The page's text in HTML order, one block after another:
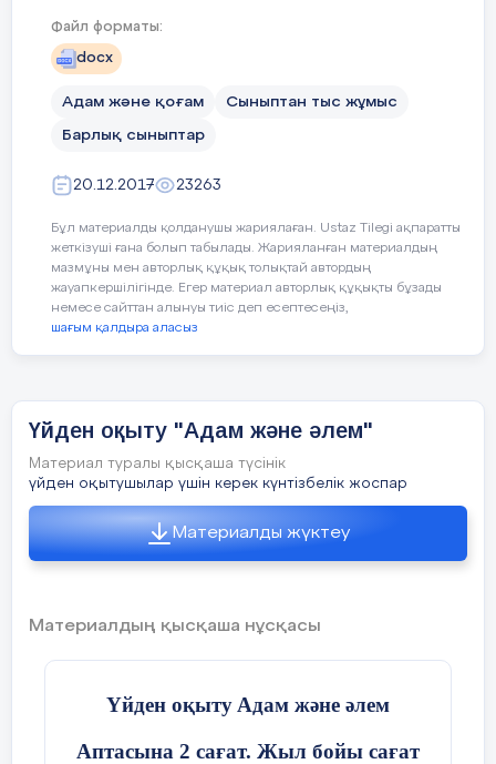
-Осымен «Супермаркет» ойынымыз
Файл форматы:
docx
Адам және қоғам Сыныптан тыс жұмыс
Барлық сыныптар
20.12.2017 23263
Бұл материалды қолданушы жариялаған. Ustaz Tilegi ақпаратты
жеткізуші ғана болып табылады. Жарияланған материалдың
мазмұны мен авторлық құқық толықтай автордың
жауапкершілігінде. Егер материал авторлық құқықты бұзады
немесе сайттан алынуы тиіс деп есептесеңіз,
шағым қалдыра аласыз
Үйден оқыту "Адам және әлем"
Материал туралы қысқаша түсінік
үйден оқытушылар үшін керек күнтізбелік жоспар
Материалды жүктеу
Материалдың қысқаша нұсқасы
Үйден оқыту Адам және әлем
Аптасына 2 сағат. Жыл бойы сағат